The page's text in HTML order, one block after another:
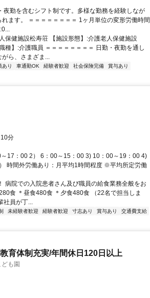
夜勤を含むシフト制です。多様な勤務を経験しなが
ます。 ＝＝＝＝＝＝＝＝ 1ヶ月単位の変形労働時間
保健施設松寿荘 【施設形態】:介護老人保健施設
種】:介護職員 ＝＝＝＝＝＝＝＝ 日勤・夜勤を通し
ら、さまざま...
あり 車通勤OK 経験者歓迎 社会保険完備
賞与あり
分
17：00 2） 6：00～15：00 3) 10：00～19：00 4)
時間外労働あり：月平均1時間程度 ※平均所定労働
病院での入院患者さん及び職員の給食業務全般をお
食 ＊昼食480食 ＊夕食480食 （22名で担当しま
社員が丁...
未経験者歓迎 経験者歓迎 寸志あり 賞与あり
交通費支給
育体制充実/年間休日120日以上
も園